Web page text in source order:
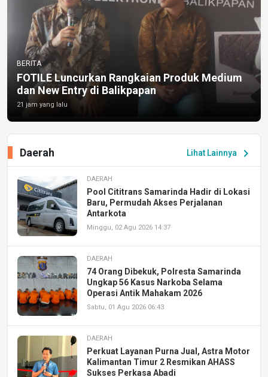
BERITA
FOTILE Luncurkan Rangkaian Produk Medium
dan New Entry di Balikpapan
21 jam yang lalu
Lihat Lainnya chevron_right
Daerah
DAERAH
Pool Cititrans Samarinda Hadir di Lokasi
Baru, Permudah Akses Perjalanan
Antarkota
Minggu, 02 Agu 2026 14:37
DAERAH
74 Orang Dibekuk, Polresta Samarinda
Ungkap 56 Kasus Narkoba Selama
Operasi Antik Mahakam 2026
Sabtu, 01 Agu 2026 06:43
DAERAH
Perkuat Layanan Purna Jual, Astra Motor
Kalimantan Timur 2 Resmikan AHASS
Sukses Perkasa Abadi